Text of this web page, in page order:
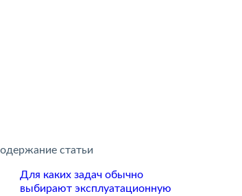
статьи
Для каких задач обычно
ыбирают эксплуатационную